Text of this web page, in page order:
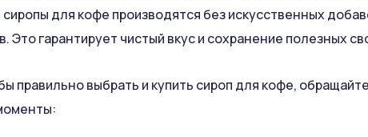
для кофе производятся без искусственных
Это гарантирует чистый вкус и сохранение полезных
правильно выбрать и купить сироп для кофе,